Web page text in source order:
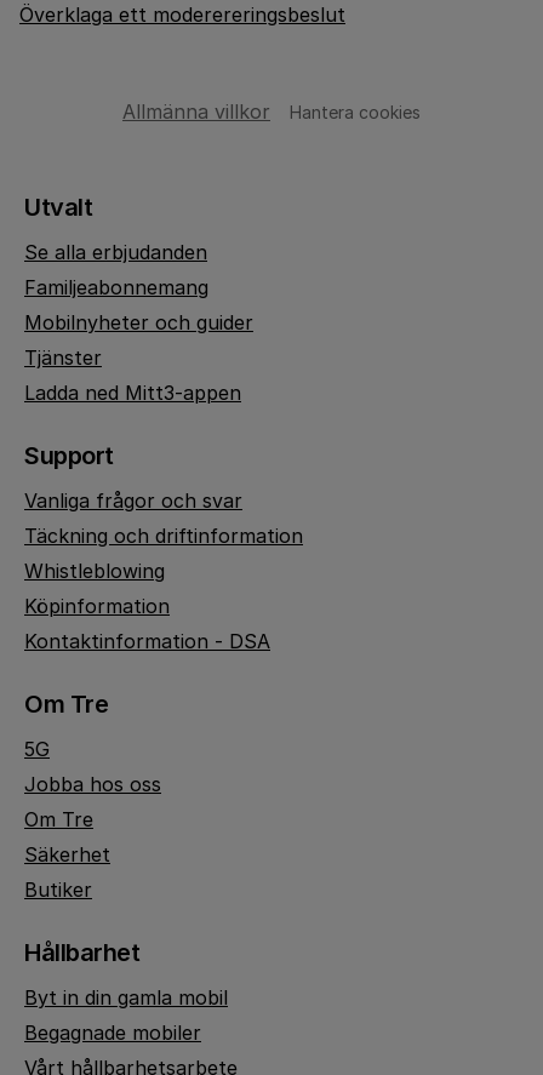
Överklaga ett moderereringsbeslut
Allmänna villkor Hantera cookies
Utvalt
Se alla erbjudanden
Familjeabonnemang
Mobilnyheter och guider
Tjänster
Ladda ned Mitt3-appen
Support
Vanliga frågor och svar
Täckning och driftinformation
Whistleblowing
Köpinformation
Kontaktinformation - DSA
Om Tre
5G
Jobba hos oss
Om Tre
Säkerhet
Butiker
Hållbarhet
Byt in din gamla mobil
Begagnade mobiler
Vårt hållbarhetsarbete